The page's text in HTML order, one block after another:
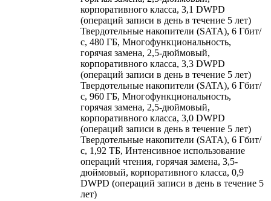
корпоративного класса, 3,1 DWPD
(операций записи в день в течение 5 лет)
Твердотельные накопители (SATA), 6 Гбит/
с, 480 ГБ, Многофункциональность,
горячая замена, 2,5-дюймовый,
корпоративного класса, 3,3 DWPD
(операций записи в день в течение 5 лет)
Твердотельные накопители (SATA), 6 Гбит/
с, 960 ГБ, Многофункциональность,
горячая замена, 2,5-дюймовый,
корпоративного класса, 3,0 DWPD
(операций записи в день в течение 5 лет)
Твердотельные накопители (SATA), 6 Гбит/
с, 1,92 ТБ, Интенсивное использование
операций чтения, горячая замена, 3,5-
дюймовый, корпоративного класса, 0,9
DWPD (операций записи в день в течение 5
лет)